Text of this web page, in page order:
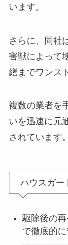
います。
さらに、同社
害獣によって
繕までワンス
複数の業者を
いを迅速に元
されています。
ハウスガー
駆除後の再
で徹底的